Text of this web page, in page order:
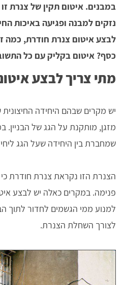
במבנים. איטום תקין של צנרת זו
נזקים למבנה ופגיעה באיכות
לבצע איטום צנרת חודרת, כמה
כסף? איטום בקליק עם כל
מתי צריך לבצע
יש מקרים שבהם היחידה
מזגן, מותקנת על הגג של הבניין.
שמחברת בין היחידה שעל הגג
הצנרת הזו נקראת צנרת חודרת
פנימה. במקרים כאלה יש לבצע
למנוע ממי הגשמים לחדור לתוך
לצורך השחלת הצנרת.